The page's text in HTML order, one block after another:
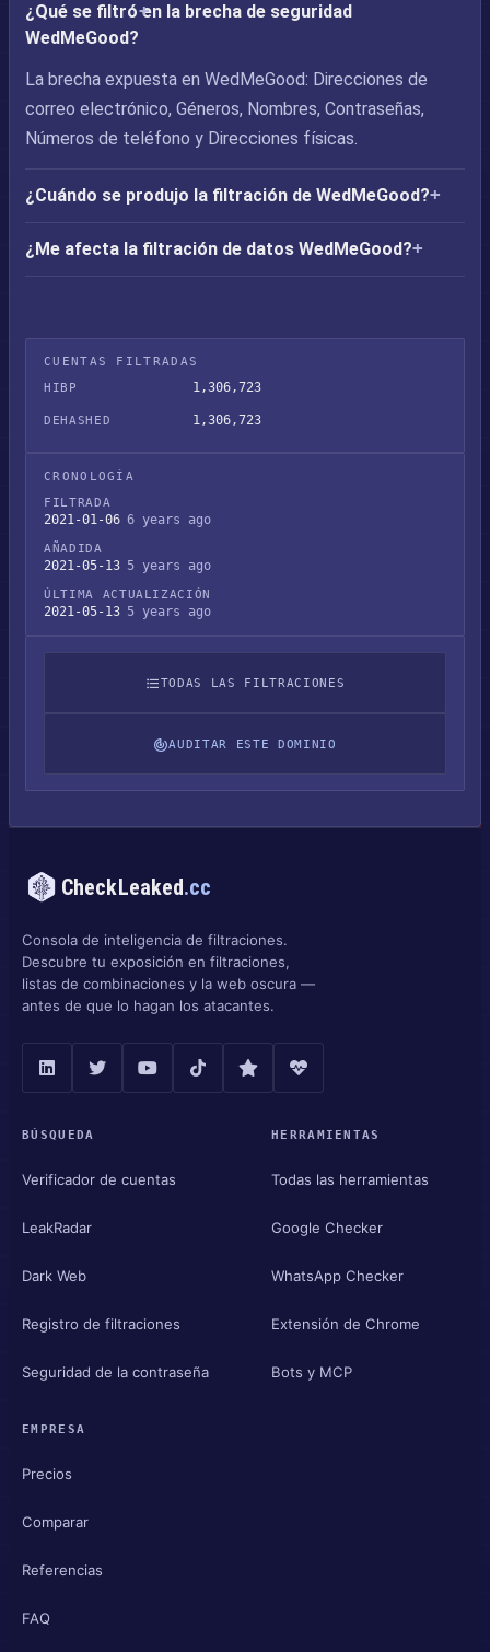
¿Qué se filtró en la brecha de seguridad
WedMeGood?
La brecha expuesta en WedMeGood: Direcciones de
correo electrónico, Géneros, Nombres, Contraseñas,
Números de teléfono y Direcciones físicas.
¿Cuándo se produjo la filtración de WedMeGood?
¿Me afecta la filtración de datos WedMeGood?
CUENTAS FILTRADAS
HIBP
1,306,723
DEHASHED 1,306,723
CRONOLOGÍA
FILTRADA
2021-01-06 6 years ago
AÑADIDA
2021-05-13 5 years ago
ÚLTIMA ACTUALIZACIÓN
2021-05-13 5 years ago
TODAS LAS FILTRACIONES
AUDITAR ESTE DOMINIO
CheckLeaked.cc
Consola de inteligencia de filtraciones.
Descubre tu exposición en filtraciones,
listas de combinaciones y la web oscura —
antes de que lo hagan los atacantes.
BÚSQUEDA
Verificador de cuentas
LeakRadar
Dark Web
Registro de filtraciones
Seguridad de la contraseña
HERRAMIENTAS
Todas las herramientas
Google Checker
WhatsApp Checker
Extensión de Chrome
Bots y MCP
EMPRESA
Precios
Comparar
Referencias
FAQ